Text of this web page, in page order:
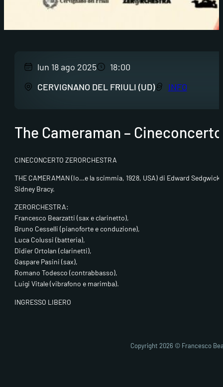
lun 18 ago 2025
18:00
CERVIGNANO DEL FRIULI (UD)
INFO
The Cameraman – Cineconcerto
CINECONCERTO ZERORCHESTRA
THE CAMERAMAN (Io…e la scimmia, 1928, USA) di Edward
Sidney Bracy.
ZERORCHESTRA:
Francesco Bearzatti (sax e clarinetto),
Bruno Cesselli (pianoforte e conduzione),
Luca Colussi (batteria),
Didier Ortolan (clarinetti),
Gaspare Pasini (sax),
Romano Todesco (contrabbasso),
Luigi Vitale (vibrafono e marimba).
INGRESSO LIBERO
Copyright 2026 © Francesco